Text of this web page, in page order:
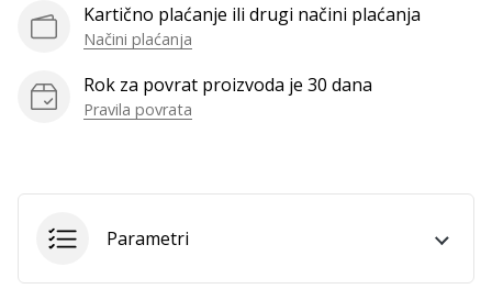
ambasador.
Prikaži
Kartično plaćanje ili drugi načini plaćanja
Načini plaćanja
Rok za povrat proizvoda je 30 dana
Pravila povrata
Parametri